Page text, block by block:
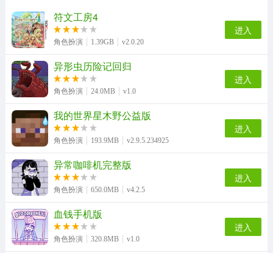
符文工房4
角色扮演 1.39GB v2.0.20
进入
异形虫历险记回归
角色扮演 24.0MB v1.0
进入
我的世界星木野公益版
角色扮演 193.9MB v2.9.5.234925
进入
异常咖啡机完整版
角色扮演 650.0MB v4.2.5
进入
血钱手机版
角色扮演 320.8MB v1.0
进入